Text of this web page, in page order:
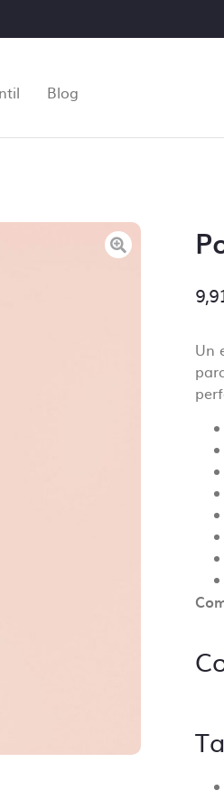
Blog
Un
de
de personalización te
serán revisados antes de
la revisión básica?
tus archivos
queremos sorpresas!
puntos de control incluyen:
dimensiones correctas
mínima (no inferior a
incorporadas.
PANTONE, siempre y
no se lleva a cabo ese control.
no falte ningún archivo y que
para troquelado si lo